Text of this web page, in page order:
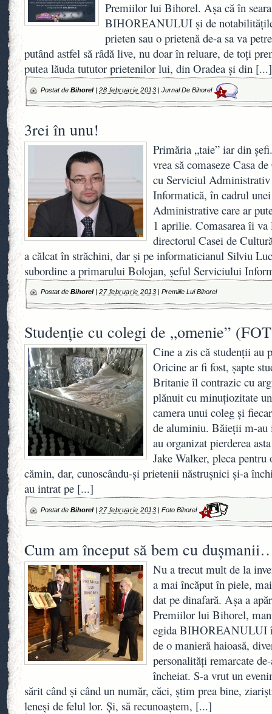
Premiilor lui Bihorel. Aşa că în
BIHOREANULUI şi de
prieten sau o prietenă de-a sa va
putând astfel să râdă live, nu doar în reluare, de toţi
putea lăuda tututor prietenilor lui, din Oradea şi din [...]
Postat de Bihorel| 28 februarie 2013 |Jurnal De Bihorel 1
3rei în unu!
Primăria „taie” iar din
vrea să comaseze Casa
cu Serviciul
Informatică, în cadrul
Administrative care ar
1 aprilie. Comasarea îi
directorul Casei de
a călcat în străchini, dar şi pe informaticianul Silviu
subordine a primarului Bolojan, şeful Serviciului
Postat de Bihorel| 27 februarie 2013 |Premiile Lui Bihorel
Studenţie cu colegi de „omenie”
Cine a zis că studenţii au
Oricine ar fi fost, şapte
Britanie îl contrazic cu
plănuit cu minuţiozitate
camera unui coleg şi
de aluminiu. Băieţii m-au
au organizat pierderea
Jake Walker, pleca pentru
cămin, dar, cunoscându-şi prietenii năstruşnici şi-a
au intrat pe [...]
Postat de Bihorel| 27 februarie 2013 |Foto Bihorel 6
Cum am început să bem cu
Nu a trecut mult de la
a mai încăput în piele,
dat pe dinafară. Aşa a
Premiilor lui Bihorel,
egida BIHOREANULUI
de o manieră haioasă,
personalităţi remarcate
încheiat. S-a vrut un
sărit când şi când un număr, căci, ştim prea bine,
leneşi de felul lor. Şi, să recunoaştem, [...]